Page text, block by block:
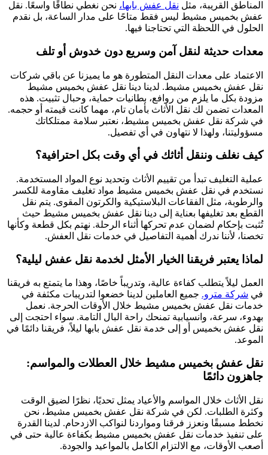
المناطق القريبة، مثل نقل عفش بابها، نحن نغطي نطاقًا واسعًا. نقل
عفش بخميس مشيط ليس فقط متاحًا على مدار الساعة، بل نقدم
الحلول في اللحظة التي تحتاجنا فيها.
معدات حديثة لنقل آمن وسريع دون خدوش أو تلف
الاعتماد على معدات النقل المتطورة هو ما يميزنا عن باقي شركات
نقل عفش بخميس مشيط. لدينا دينا نقل عفش بخميس مشيط
مزودة بكل ما يلزم من روافع، بطانيات حماية، وحبال تثبيت. هذه
المعدات تضمن لك نقل الأثاث بأمان تام، مهما كانت قيمته أو حجمه.
في شركة نقل عفش بخميس مشيط، نعتبر سلامة ممتلكاتك
مسؤوليتنا، ولهذا لا نتهاون في أي تفصيل.
كيف نغلف وننقل أثاثك في أي وقت بكل احترافية؟
عملية التغليف تبدأ من تقييم الأثاث وتحديد نوع المواد المستخدمة.
نستخدم في نقل عفش بخميس مشيط مواد تغليف مقاومة للكسر
والرطوبة، مثل الفقاعات البلاستيكية والكرتون المقوى. يتم نقل
القطع بعد تغليفها بعناية إلى دينا نقل عفش بخميس مشيط حيث
تُثبت بإحكام لضمان عدم تحركها أثناء الرحلة. نهتم بكل قطعة وكأنها
تخصنا، لأننا ندرك أهمية التفاصيل في خدمات نقل العفش.
لماذا يعتبر فريقنا الخيار الأمثل لخدمة نقل عفش ليلية؟
العمل ليلاً يتطلب كفاءة عالية، وتدريباً خاصًا، وهذا ما يتمتع به فريقنا
في شركة مترو. جميع العاملين لدينا خضعوا لتدريبات مكثفة في
خدمات نقل عفش بخميس مشيط خلال الأوقات الحرجة. نعمل
بهدوء، سرعة، وانسيابية تمنحك راحة البال التامة. سواء احتجت إلى
نقل عفش بخميس أو إلى خدمة نقل عفش بابها ليلاً، فريقنا دائمًا في
الموعد.
نقل عفش بخميس مشيط خلال العطلات والمواسم:
جاهزون دائمًا
نقل الأثاث خلال المواسم والأعياد يمثل تحديًا، نظرًا لضيق الوقت
وكثرة الطلبات. لكن في شركة نقل عفش بخميس مشيط، نحن
نخطط مسبقًا ونعزز فرقنا ومواردنا لنواكب الازدحام. لدينا القدرة
على تنفيذ خدمات نقل عفش بخميس مشيط بكفاءة عالية حتى في
أصعب الأوقات، مع الالتزام الكامل بالمواعيد والجودة.